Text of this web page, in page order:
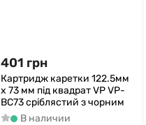
401 грн
Картридж каретки 122.5мм
x 73 мм під квадрат VP VP-
BC73 срiблястий з чорним
В наличии